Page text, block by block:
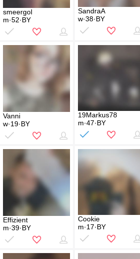
smeergol
m·52·BY
SandraA
w·38·BY
Vanni
w·19·BY
19Markus78
m·47·BY
Effizient
m·39·BY
Cookie
m·17·BY